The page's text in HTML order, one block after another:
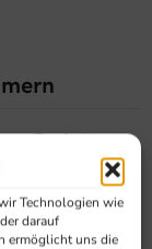
Technologien wie
darauf
ermöglicht uns die
Backräume.
häufig mit